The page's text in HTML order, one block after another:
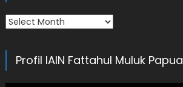
Arsip
Profil IAIN Fattahul Muluk Papua